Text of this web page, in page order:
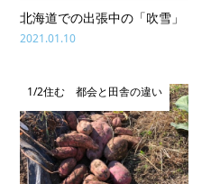
北海道での出張中の「吹雪」
2021.01.10
1/2住む 都会と田舎の違い